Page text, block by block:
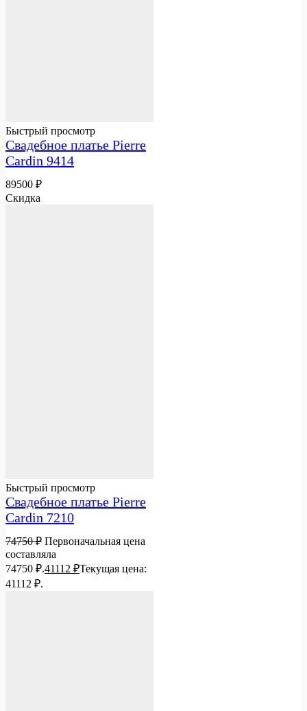
Быстрый просмотр
Свадебное платье Pierre
Cardin 9414
89500 ₽
Скидка
Быстрый просмотр
Свадебное платье Pierre
Cardin 7210
74750₽ Первоначальная цена
составляла
74750 ₽.41112 ₽Текущая цена:
41112 ₽.